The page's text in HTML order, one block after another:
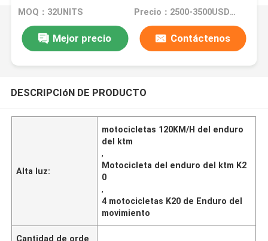
MOQ：32UNITS Precio：2500-3500USD/PIECE
Mejor precio Contáctenos
DESCRIPCIóN DE PRODUCTO
Alta luz:
motocicletas 120KM/H del enduro
del ktm
,
Motocicleta del enduro del ktm K2
0
,
4 motocicletas K20 de Enduro del
movimiento
Cantidad de orde